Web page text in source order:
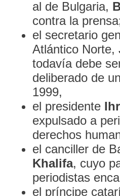
al de Bulgaria,
contra la
el secretario
Atlántico Norte,
todavía debe
deliberado de
1999,
el presidente
expulsado a
derechos
el canciller de
Khalifa, cuyo
periodistas
el príncipe